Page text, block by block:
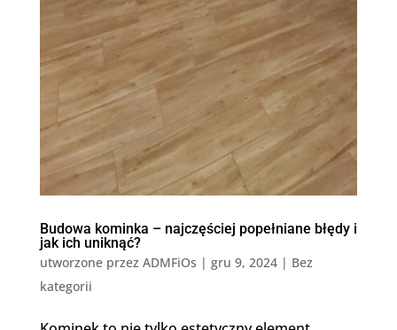
Budowa kominka – najczęściej popełniane błędy i
jak ich uniknąć?
utworzone przez ADMFiOs | gru 9, 2024| Bez
kategorii